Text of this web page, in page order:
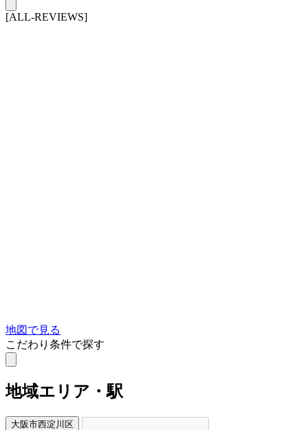
[ALL-REVIEWS]
地図で見る
こだわり条件で探す
地域エリア・駅
大阪市西淀川区